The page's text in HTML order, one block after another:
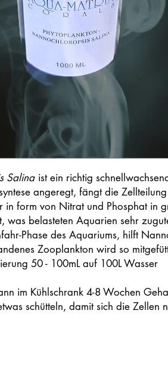
Salina ist ein richtig
angeregt, fängt die
in form von Nitrat und Phosphat in
was belasteten Aquarien sehr
Phase des Aquariums, hilft
Zooplankton wird so
50 - 100mL auf 100L Wasser
im Kühlschrank 4-8 Wochen
schütteln, damit sich die Zellen